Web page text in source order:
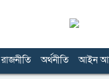
রাজনীতি অর্থনীতি আইন